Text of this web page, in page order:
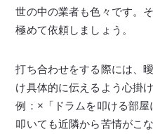
世の中の業者も色々です。
極めて依頼しましょう。
打ち合わせをする際には、
け具体的に伝えるよう心掛
例：×「ドラムを叩ける部
叩いても近隣から苦情がこ